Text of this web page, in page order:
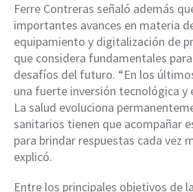
Ferre Contreras señaló además
importantes avances en materia
equipamiento y digitalización de
que considera fundamentales
desafíos del futuro. “En los
una fuerte inversión tecnológica y
La salud evoluciona
sanitarios tienen que acompañar
para brindar respuestas cada vez
explicó.
Entre los principales objetivos de